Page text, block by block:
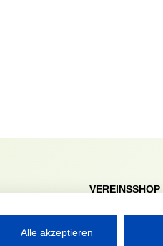
VEREINSSHOP
Alle akzeptieren